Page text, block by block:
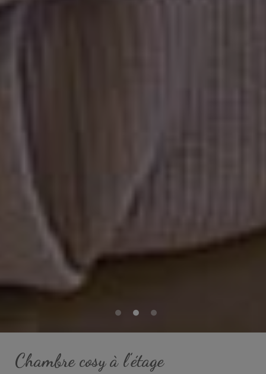
Chambre cosy à l’étage